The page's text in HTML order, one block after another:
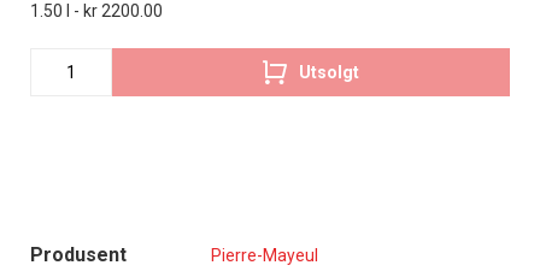
Produsent Pierre-Mayeul
1.50 l - kr 2200.00
Utsolgt